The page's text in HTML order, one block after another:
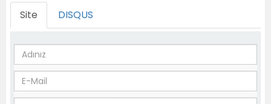
Site DISQUS